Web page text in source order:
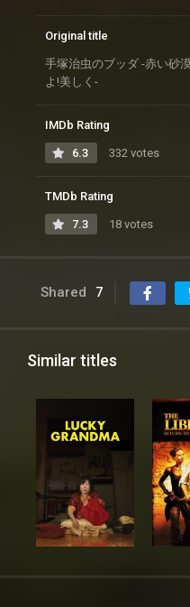
Original title
手塚治虫のブッダ -赤い砂漠
よ!美しく-
IMDb Rating
6.3 332 votes
TMDb Rating
7.3 18 votes
Shared 7
Similar titles